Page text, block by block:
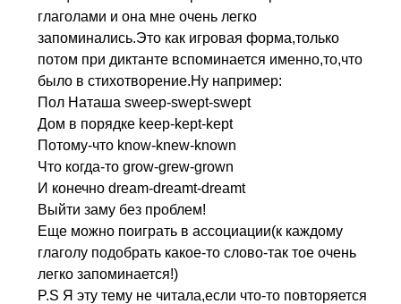
глаголами и она мне очень легко
запоминались.Это как игровая форма,только
потом при диктанте вспоминается именно,то,что
было в стихотворение.Ну например:
Пол Наташа sweep-swept-swept
Дом в порядке keep-kept-kept
Потому-что know-knew-known
Что когда-то grow-grew-grown
И конечно dream-dreamt-dreamt
Выйти заму без проблем!
Еще можно поиграть в ассоциации(к каждому
глаголу подобрать какое-то слово-так тое очень
легко запоминается!)
P.S Я эту тему не читала,если что-то повторяется